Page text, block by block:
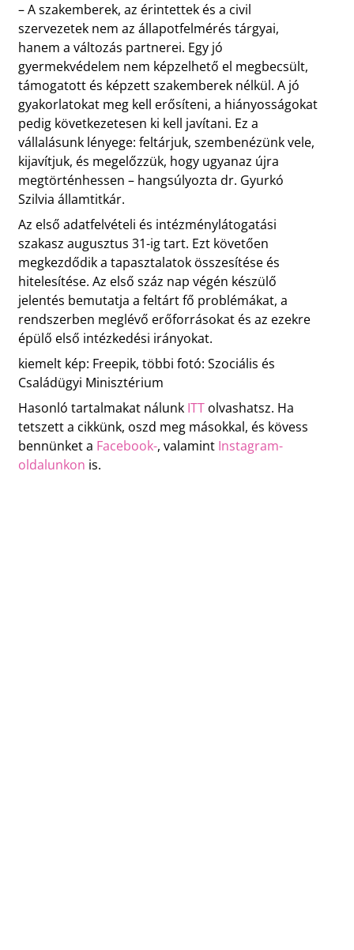
– A szakemberek, az érintettek és a civil
szervezetek nem az állapotfelmérés tárgyai,
hanem a változás partnerei. Egy jó
gyermekvédelem nem képzelhető el megbecsült,
támogatott és képzett szakemberek nélkül. A jó
gyakorlatokat meg kell erősíteni, a hiányosságokat
pedig következetesen ki kell javítani. Ez a
vállalásunk lényege: feltárjuk, szembenézünk vele,
kijavítjuk, és megelőzzük, hogy ugyanaz újra
megtörténhessen – hangsúlyozta dr. Gyurkó
Szilvia államtitkár.
Az első adatfelvételi és intézménylátogatási
szakasz augusztus 31-ig tart. Ezt követően
megkezdődik a tapasztalatok összesítése és
hitelesítése. Az első száz nap végén készülő
jelentés bemutatja a feltárt fő problémákat, a
rendszerben meglévő erőforrásokat és az ezekre
épülő első intézkedési irányokat.
kiemelt kép: Freepik, többi fotó: Szociális és
Családügyi Minisztérium
Hasonló tartalmakat nálunk ITTolvashatsz. Ha
tetszett a cikkünk, oszd meg másokkal, és kövess
bennünket a Facebook-, valamint Instagram-
oldalunkon is.